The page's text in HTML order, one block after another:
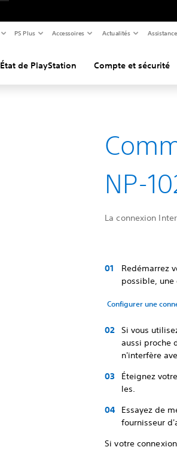
PS Plus Accessoires Actualités Assistance
État de PlayStation Compte et sécurité
NP-
La connexion
Redémarrez
possible, une
Configurer une
Si vous
aussi proche
n'interfère
Éteignez
les.
Essayez de
fournisseur
Si votre